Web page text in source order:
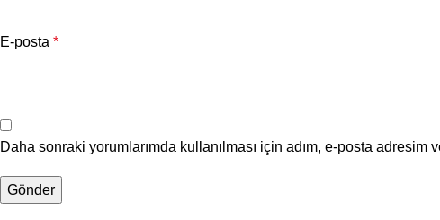
E-posta *
Daha sonraki yorumlarımda kullanılması için adım, e-posta adresim